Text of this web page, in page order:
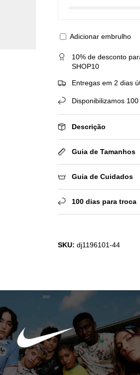
Adicionar embrulho
10% de desconto
SHOP10
Entregas em 2 dias
Disponibilizamos
Descrição
Guia de Tamanhos
Guia de Cuidados
100 dias para troca
SKU: dj1196101-44